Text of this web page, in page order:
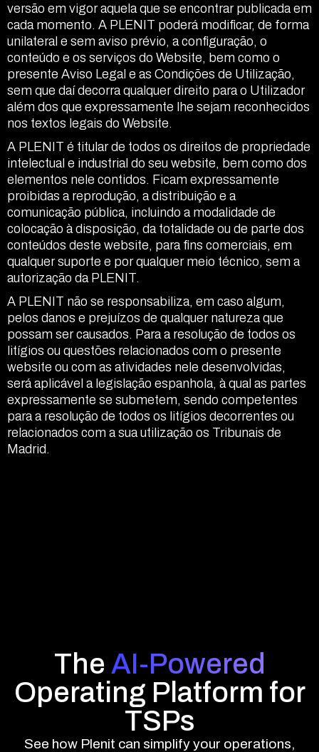
versão em vigor aquela que se encontrar publicada em
cada momento. A PLENIT poderá modificar, de forma
unilateral e sem aviso prévio, a configuração, o
conteúdo e os serviços do Website, bem como o
presente Aviso Legal e as Condições de Utilização,
sem que daí decorra qualquer direito para o Utilizador
além dos que expressamente lhe sejam reconhecidos
nos textos legais do Website.
A PLENIT é titular de todos os direitos de propriedade
intelectual e industrial do seu website, bem como dos
elementos nele contidos. Ficam expressamente
proibidas a reprodução, a distribuição e a
comunicação pública, incluindo a modalidade de
colocação à disposição, da totalidade ou de parte dos
conteúdos deste website, para fins comerciais, em
qualquer suporte e por qualquer meio técnico, sem a
autorização da PLENIT.
A PLENIT não se responsabiliza, em caso algum,
pelos danos e prejuízos de qualquer natureza que
possam ser causados. Para a resolução de todos os
litígios ou questões relacionados com o presente
website ou com as atividades nele desenvolvidas,
será aplicável a legislação espanhola, à qual as partes
expressamente se submetem, sendo competentes
para a resolução de todos os litígios decorrentes ou
relacionados com a sua utilização os Tribunais de
Madrid.
The AI-Powered
Operating Platform for
TSPs
See how Plenit can simplify your operations,